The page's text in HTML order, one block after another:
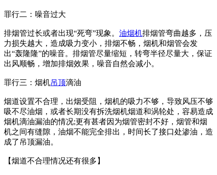
罪行二：噪音过大
排烟管过长或者出现“死弯”现象。 油烟机排烟管弯曲越多，压
力损失越大，造成吸力变小，排烟不畅，烟机和烟管会发
出“轰隆隆”的噪音。排烟管尽量缩短，转弯半径尽量大，保证
出风顺畅，增加排烟效果，噪音自然会减小。
罪行三：烟机吊顶滴油
烟道设置不合理，出烟受阻，烟机的吸力不够，导致风压不够
吸不尽油烟，或者长期没有拆洗烟机烟道和涡轮处，容易造成
烟机滴油漏油的情况;更有甚者因为烟管密封不好，烟管和烟
机之间有缝隙，油烟不能完全排出，时间长了接口处渗油，造
成了吊顶漏油。
【烟道不合理情况还有很多】